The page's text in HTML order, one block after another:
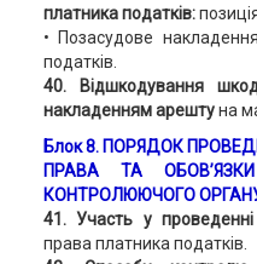
платника податків:
• Позасудове
податків.
40. Відшкодування
накладенням арештуна
Блок 8. ПОРЯДОК
ПРАВА ТА
КОНТРОЛЮЮЧОГО
41. Участь у проведенні
права платника податків.